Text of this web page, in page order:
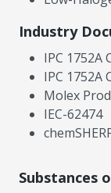
Industry
IPC 1752A
IPC 1752A
Molex
IEC-62474
Substances